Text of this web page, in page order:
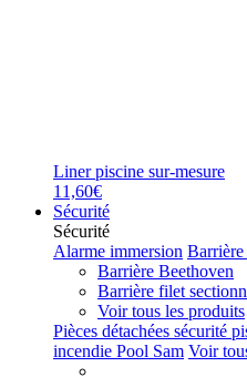
Liner piscine sur-mesure
11,60€
Sécurité
Sécurité
Alarme immersion Barrière
Barrière Beethoven
Barrière filet
Voir tous les produits
Pièces détachées sécurité
incendie Pool Sam Voir